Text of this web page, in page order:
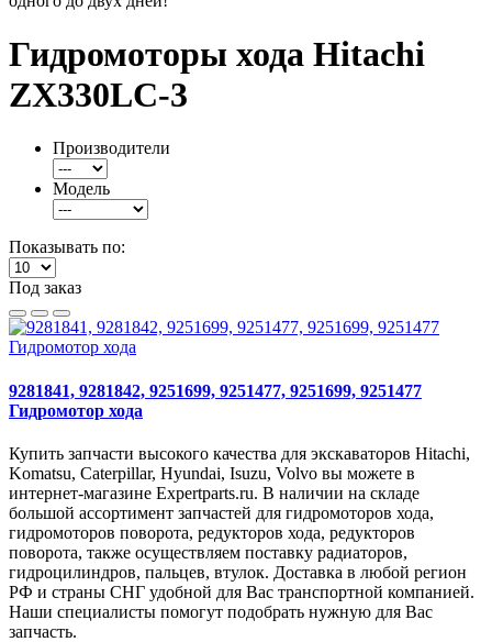
Гидромоторы хода Hitachi
ZX330LC-3
Производители
Модель
Показывать по:
Под заказ
9281841, 9281842, 9251699, 9251477, 9251699, 9251477
Гидромотор хода
Купить запчасти высокого качества для экскаваторов Hitachi,
Komatsu, Caterpillar, Hyundai, Isuzu, Volvo вы можете в
интернет-магазине Expertparts.ru. В наличии на складе
большой ассортимент запчастей для гидромоторов хода,
гидромоторов поворота, редукторов хода, редукторов
поворота, также осуществляем поставку радиаторов,
гидроцилиндров, пальцев, втулок. Доставка в любой регион
РФ и страны СНГ удобной для Вас транспортной компанией.
Наши специалисты помогут подобрать нужную для Вас
запчасть.